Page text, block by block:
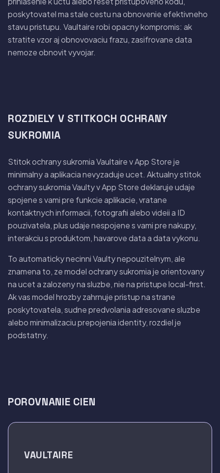
poskytovatel ma stale cestu na obnovenie efektivneho
stavu pristupu. Vaultaire robi opacny kompromis: ak
stratite vzor aj obnovovaciu frazu, zasifrovane data
nemoze obnovit vyvojar.
ROZDIELY V STITKOCH OCHRANY
SUKROMIA
Stitok ochrany sukromia Vaultaire v App Store je
minimalny a aplikacia nevyzaduje ucet. Aktualny stitok
ochrany sukromia Vaulty v App Store deklaruje udaje
spojene s vami pre funkcie aplikacie, vratane
kontaktnych informacii, fotografii alebo videii a ID
pouzivatela, plus udaje nespojene s vami pre nakupy,
interakciu s produktom, havarove data a data vykonu.
To automaticky necinni Vaulty nepouzitelnym, ale
znamena to, ze model ochrany sukromia je orientovany
na ucet a zalozeny na sluzbe, nie na pristupe local-first.
Ak vas model hrozby zahrnuje pristup na strane
poskytovatela, sudne predvolania adresovane sluzbe
alebo minimalizaciu prepojenia identity, rozdiel je
podstatny.
POROVNANIE CIEN
VAULTAIRE